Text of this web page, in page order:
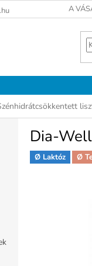
A
Dia-
Ø Laktóz Ø